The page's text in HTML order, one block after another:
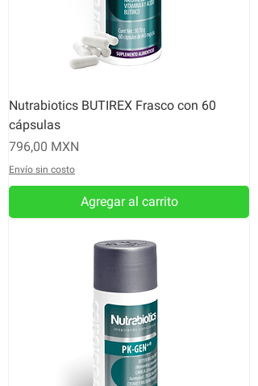
Nutrabiotics BUTIREX Frasco con 60
cápsulas
Precio
796,00 MXN
Envío sin costo
Agregar al carrito